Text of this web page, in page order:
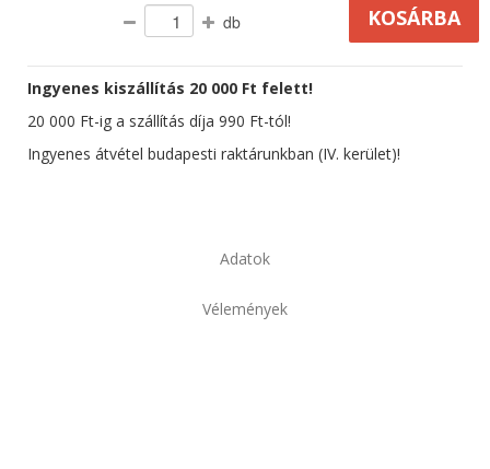
db
Ingyenes kiszállítás 20 000 Ft felett!
20 000 Ft-ig a szállítás díja 990 Ft-tól!
Ingyenes átvétel budapesti raktárunkban (IV. kerület)!
Adatok
Vélemények